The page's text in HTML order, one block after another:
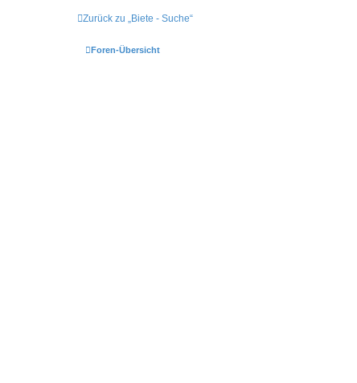
Zurück zu „Biete - Suche“
Foren-Übersicht